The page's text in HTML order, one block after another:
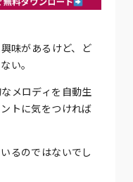
味があるけど、ど
い。
メロディを自動生
トに気をつければ
るのではないでし